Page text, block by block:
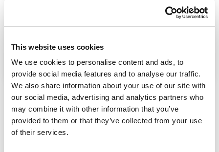
This website uses cookies
We use cookies to personalise content and ads, to
provide social media features and to analyse our traffic.
We also share information about your use of our site with
our social media, advertising and analytics partners who
may combine it with other information that you’ve
provided to them or that they’ve collected from your use
of their services.
Albin
albin@miabforvaltning.se
Fler lediga lokaler